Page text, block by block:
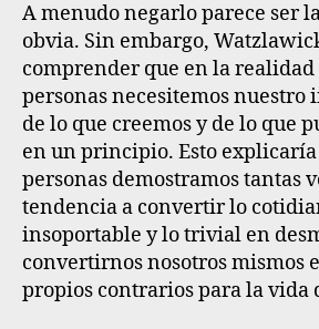
A menudo negarlo parece ser
obvia. Sin embargo,
comprender que en la realidad
personas necesitemos nuestro
de lo que creemos y de lo que
en un principio. Esto
personas demostramos tantas
tendencia a convertir lo
insoportable y lo trivial en
convertirnos nosotros mismos
propios contrarios para la vida